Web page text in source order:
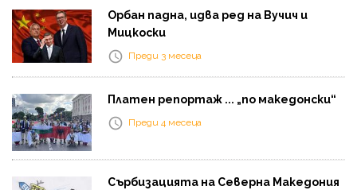
Орбан падна, идва ред на Вучич и
Мицкоски
Преди 3 месеца
Платен репортаж ... „по македонски“
Преди 4 месеца
Сърбизацията на Северна Македония